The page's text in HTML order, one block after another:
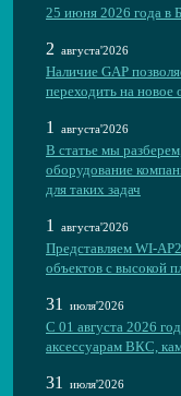
25 июня 2026 года в
2 августа'2026
Наличие GAP
переходить на новое
1 августа'2026
В статье мы
оборудование
для таких задач
1 августа'2026
Представляем WI-
объектов с высокой
31 июля'2026
С 01 августа 2026
аксессуарам ВКС,
31 июля'2026